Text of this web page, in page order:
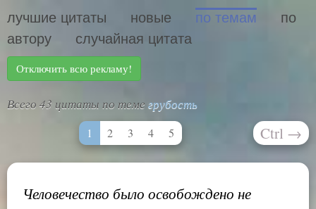
лучшие цитаты новые по темам
по
автору
случайная цитата
Отключить всю рекламу!
Всего 43 цитаты по теме грубость
1 2 3 4 5 Ctrl →
Человечество было освобождено не